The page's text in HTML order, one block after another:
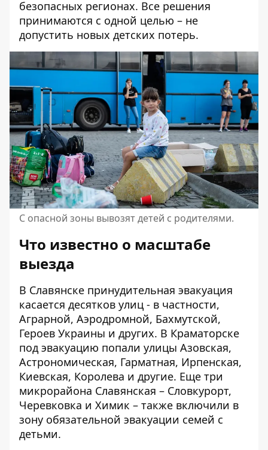
безопасных регионах. Все решения
принимаются с одной целью – не
допустить новых детских потерь.
С опасной зоны вывозят детей с родителями.
Что известно о масштабе
выезда
В Славянске принудительная эвакуация
касается десятков улиц - в частности,
Аграрной, Аэродромной, Бахмутской,
Героев Украины и других. В Краматорске
под эвакуацию попали улицы Азовская,
Астрономическая, Гарматная, Ирпенская,
Киевская, Королева и другие. Еще три
микрорайона Славянская – Словкурорт,
Черевковка и Химик – также включили в
зону обязательной эвакуации семей с
детьми.